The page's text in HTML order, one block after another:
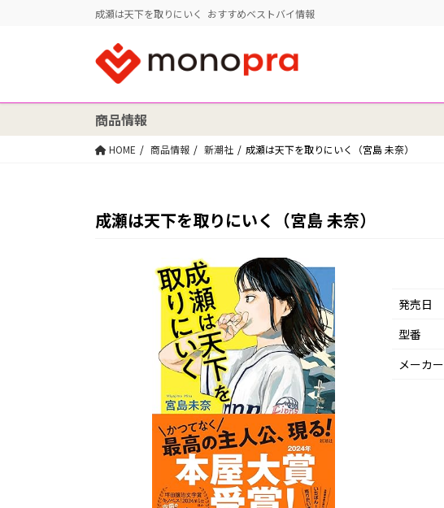
成瀬は天下を取りにいく おすすめベストバイ情報
商品情報
HOME 商品情報 新潮社 成瀬は天下を取りにいく（宮島 未奈）
成瀬は天下を取りにいく（宮島 未奈）
発売日
型番
メーカー